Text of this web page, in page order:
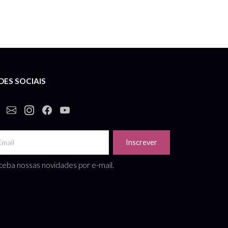
SOCIAIS
Inscrever
nossas novidades por e-mail.